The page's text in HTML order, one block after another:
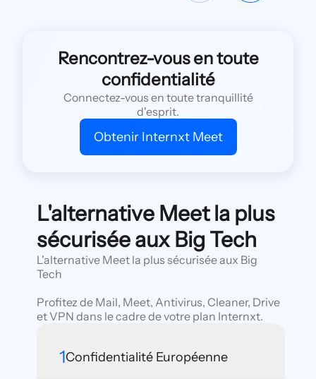
Rencontrez-vous en toute
confidentialité
Connectez-vous en toute tranquillité
d'esprit.
Obtenir Internxt Meet
L'alternative Meet la plus
sécurisée aux Big Tech
L'alternative Meet la plus sécurisée aux Big
Tech
Profitez de Mail, Meet, Antivirus, Cleaner, Drive
et VPN dans le cadre de votre plan Internxt.
1Confidentialité Européenne